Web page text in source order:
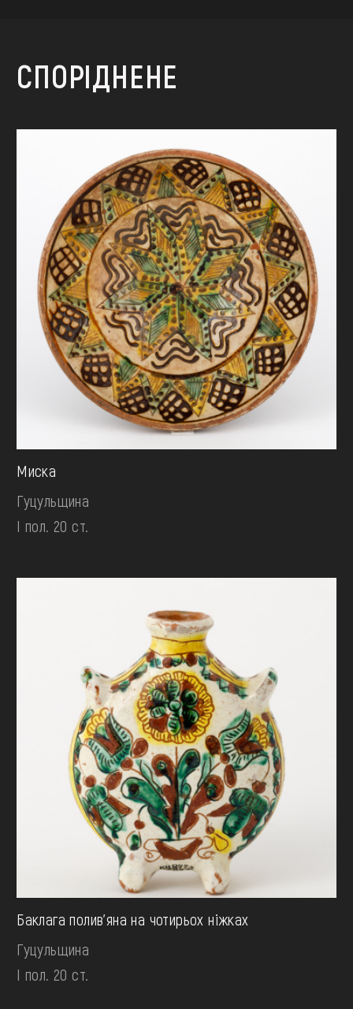
СПОРІДНЕНЕ
Миска
Гуцульщина
І пол. 20 ст.
Баклага полив'яна на чотирьох ніжках
Гуцульщина
І пол. 20 ст.